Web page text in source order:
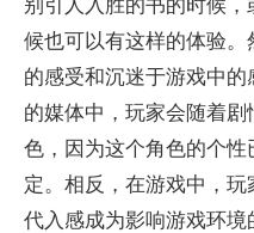
别引人入胜的书的时候
候也可以有这样的体验
的感受和沉迷于游戏中
的媒体中，玩家会随着
色，因为这个角色的个
定。相反，在游戏中，
代入感成为影响游戏环境